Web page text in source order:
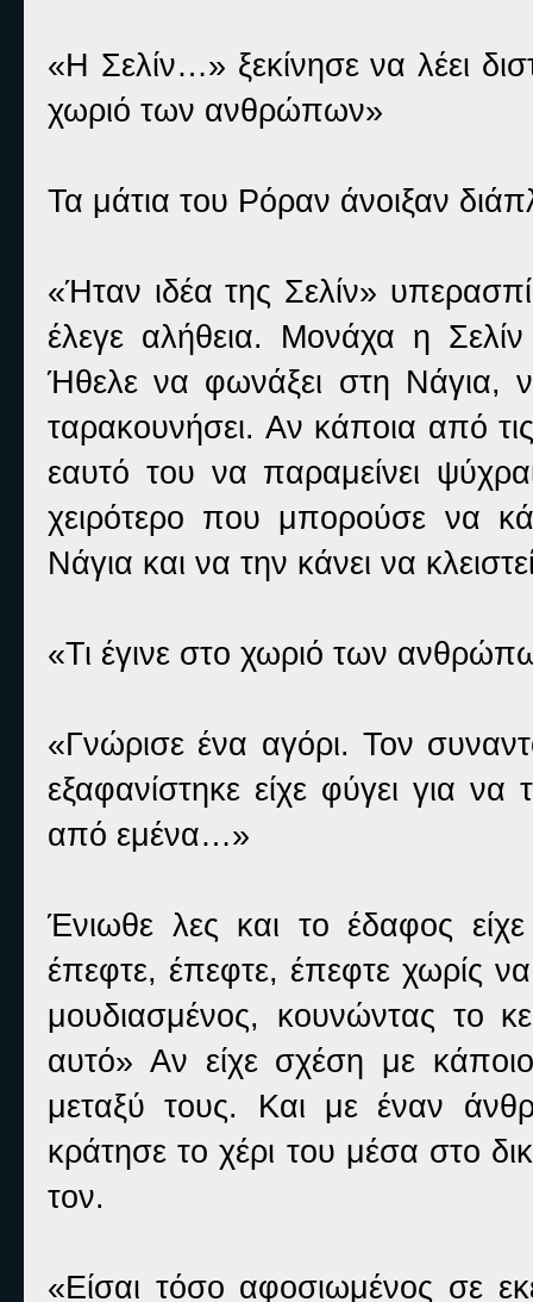
«Η Σελίν…» ξεκίνησε να λέει
χωριό των ανθρώπων»
Τα μάτια του Ρόραν άνοιξαν
«Ήταν ιδέα της Σελίν»
έλεγε αλήθεια. Μονάχα η
Ήθελε να φωνάξει στη Νάγια,
ταρακουνήσει. Αν κάποια από
εαυτό του να παραμείνει
χειρότερο που μπορούσε να
Νάγια και να την κάνει να
«Τι έγινε στο χωριό των
«Γνώρισε ένα αγόρι. Τον
εξαφανίστηκε είχε φύγει για
από εμένα…»
Ένιωθε λες και το έδαφος
έπεφτε, έπεφτε, έπεφτε χωρίς
μουδιασμένος, κουνώντας το
αυτό» Αν είχε σχέση με
μεταξύ τους. Και με έναν
κράτησε το χέρι του μέσα στο
τον.
«Είσαι τόσο αφοσιωμένος σε